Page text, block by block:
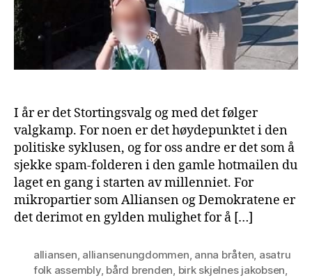
I år er det Stortingsvalg og med det følger
valgkamp. For noen er det høydepunktet i den
politiske syklusen, og for oss andre er det som å
sjekke spam-folderen i den gamle hotmailen du
laget en gang i starten av millenniet. For
mikropartier som Alliansen og Demokratene er
det derimot en gylden mulighet for å […]
alliansen alliansenungdommen anna bråten asatru
folk assembly, bård brenden birk skjelnes jakobsen